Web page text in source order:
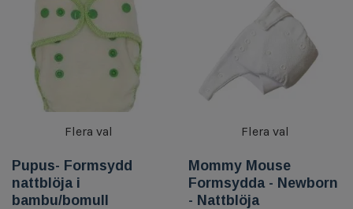
Flera val
Pupus- Formsydd
nattblöja i
bambu/bomull
Flera val
Mommy Mouse
Formsydda - Newborn
- Nattblöja